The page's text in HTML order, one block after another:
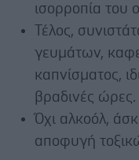
ισορροπία του
Τέλος,
γευμάτων,
καπνίσματος,
βραδινές ώρες.
Όχι αλκοόλ,
αποφυγή